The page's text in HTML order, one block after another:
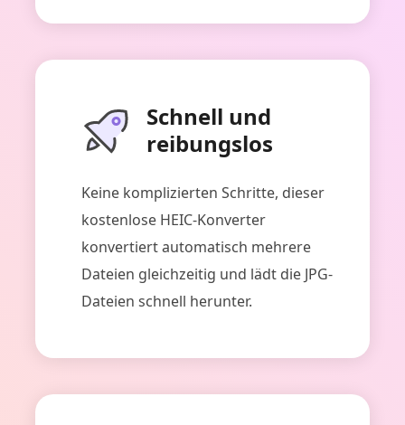
Schnell und
reibungslos
Keine komplizierten Schritte, dieser
kostenlose HEIC-Konverter
konvertiert automatisch mehrere
Dateien gleichzeitig und lädt die JPG-
Dateien schnell herunter.